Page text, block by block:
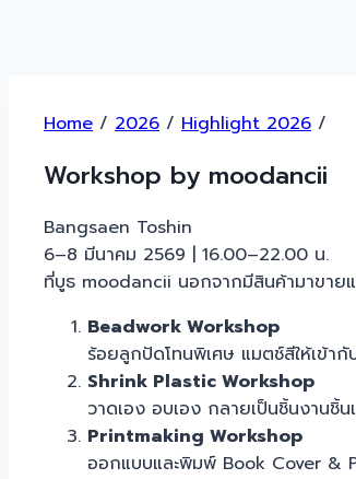
Home / 2026 / Highlight 2026 /
Workshop by moodancii
Bangsaen Toshin
6–8 มีนาคม 2569 | 16.00–22.00 น.
ที่บูธ moodancii นอกจากมีสินค้ามาขา
Beadwork Workshop
ร้อยลูกปัดโทนพิเศษ แมตช์สีให้เข้า
Shrink Plastic Workshop
วาดเอง อบเอง กลายเป็นชิ้นงาน
Printmaking Workshop
ออกแบบและพิมพ์ Book Cover &